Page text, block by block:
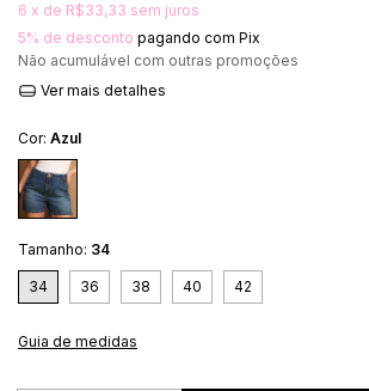
6 x de R$33,33 sem juros
5% de desconto pagando com Pix
Não acumulável com outras promoções
Ver mais detalhes
Cor: Azul
Tamanho: 34
34 36 38 40 42
Guia de medidas